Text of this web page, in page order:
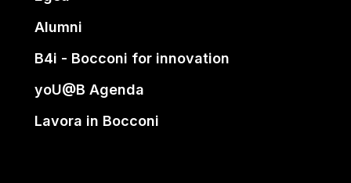
Alumni
B4i - Bocconi for innovation
yoU@B Agenda
Lavora in Bocconi